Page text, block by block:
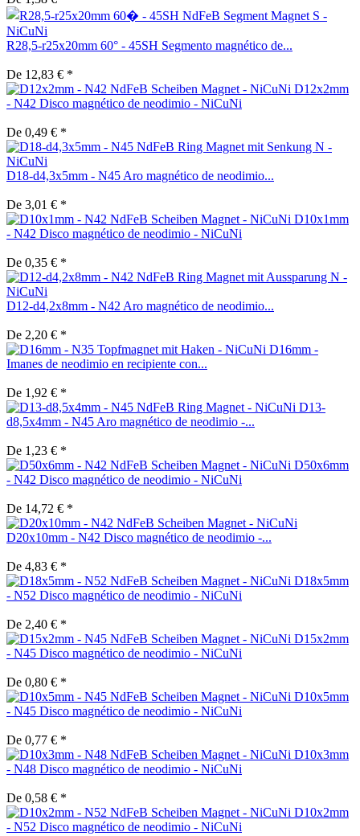
R28,5-r25x20mm 60° - 45SH Segmento magnético de...
De 12,83 € *
D12x2mm
- N42 Disco magnético de neodimio - NiCuNi
De 0,49 € *
D18-d4,3x5mm - N45 Aro magnético de neodimio...
De 3,01 € *
D10x1mm
- N42 Disco magnético de neodimio - NiCuNi
De 0,35 € *
D12-d4,2x8mm - N42 Aro magnético de neodimio...
De 2,20 € *
D16mm -
Imanes de neodimio en recipiente con...
De 1,92 € *
D13-
d8,5x4mm - N45 Aro magnético de neodimio -...
De 1,23 € *
D50x6mm
- N42 Disco magnético de neodimio - NiCuNi
De 14,72 € *
D20x10mm - N42 Disco magnético de neodimio -...
De 4,83 € *
D18x5mm
- N52 Disco magnético de neodimio - NiCuNi
De 2,40 € *
D15x2mm
- N45 Disco magnético de neodimio - NiCuNi
De 0,80 € *
D10x5mm
- N45 Disco magnético de neodimio - NiCuNi
De 0,77 € *
D10x3mm
- N48 Disco magnético de neodimio - NiCuNi
De 0,58 € *
D10x2mm
- N52 Disco magnético de neodimio - NiCuNi